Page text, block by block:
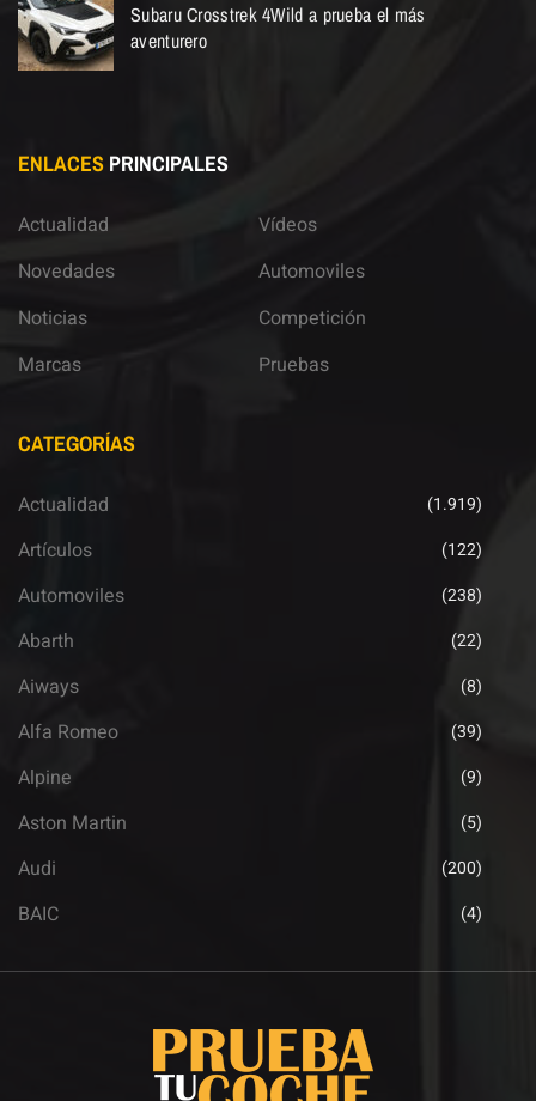
Subaru Crosstrek 4Wild a prueba el más
aventurero
ENLACES PRINCIPALES
Actualidad
Novedades
Noticias
Marcas
Vídeos
Automoviles
Competición
Pruebas
CATEGORÍAS
Actualidad (1.919)
Artículos (122)
Automoviles (238)
Abarth (22)
Aiways (8)
Alfa Romeo (39)
Alpine (9)
Aston Martin (5)
Audi (200)
BAIC (4)